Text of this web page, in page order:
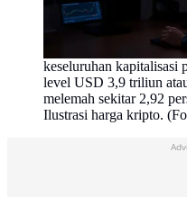
keseluruhan kapitalisasi
level USD 3,9 triliun
melemah sekitar 2,92
Ilustrasi harga kripto.